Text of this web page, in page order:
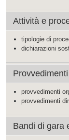
Attività e
tipologie di
dichiarazioni
Provvedimenti
provvedimenti
provvedimenti
Bandi di gara